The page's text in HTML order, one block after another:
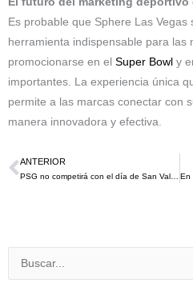
Es probable que Sphere Las Vegas
herramienta indispensable para las
promocionarse en el Super Bowl y
importantes. La experiencia única
permite a las marcas conectar con
manera innovadora y efectiva.
Ant
ANTERIOR
Buscar